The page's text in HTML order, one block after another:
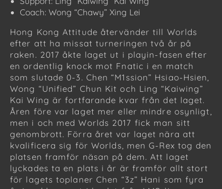
Coach: Wong “Chawy” Xing Lei
Hong Kong Attitude återvänder till Worlds
efter att ha missat turneringen två år på
raken. 2017 åkte laget ut i playin-fasen efter
en ordentlig knock mot Fnatic i en match
som slutade 0-3. Chen “M1ssion” Hsiao-Hsien,
Wong “Unified” Chun Kit och Ling “Kaiwing”
Kai Wing är fortfarande kvar från det laget.
Åren före var laget mer eller mindre osynligt,
men i och med Worlds 2017 fick man sitt
genombrott. Förra året var laget nära att
kvalificera sig för Worlds, men G-Rex tog den
platsen framför näsan på dem. Att laget
lyckades ta en plats i år är framför allt stort
för lagets toplaner Chen “3z” Hani som fyra